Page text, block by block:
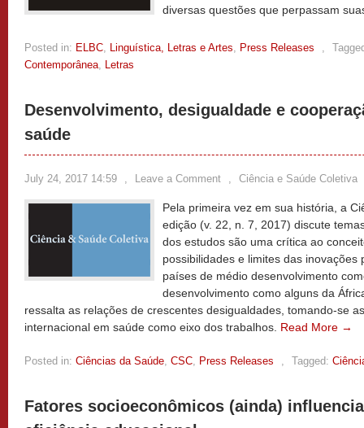
diversas questões que perpassam
Posted in: ELBC, Linguística, Letras e Artes, Press Releases ,
Contemporânea, Letras
Desenvolvimento, desigualdade e
saúde
July 24, 2017 14:59 , Leave a Comment , Ciência e Saúde Coletiva
Pela primeira vez em sua história, a
edição (v. 22, n. 7, 2017) discute
dos estudos são uma crítica ao
possibilidades e limites das
países de médio desenvolvimento
desenvolvimento como alguns da
ressalta as relações de crescentes desigualdades, tomando-se
internacional em saúde como eixo dos trabalhos. Read More →
Posted in: Ciências da Saúde, CSC, Press Releases , Tagged:
Fatores socioeconômicos (ainda)